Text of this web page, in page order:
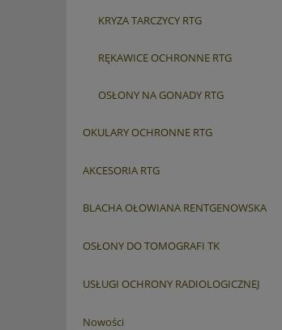
KRYZA TARCZYCY RTG
RĘKAWICE OCHRONNE RTG
OSŁONY NA GONADY RTG
OKULARY OCHRONNE RTG
AKCESORIA RTG
BLACHA OŁOWIANA RENTGENOWSKA
OSŁONY DO TOMOGRAFI TK
USŁUGI OCHRONY RADIOLOGICZNEJ
Nowości